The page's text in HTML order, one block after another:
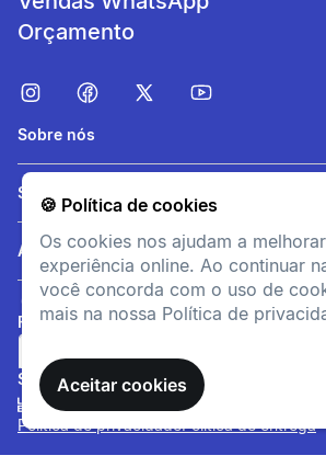
🍪 Política de cookies
Os cookies nos ajudam a
experiência online. Ao continuar
você concorda com o uso de
mais na nossa Política de
Aceitar cookies
graças às
Orçamento
Sobre nós
Serviços
Ajuda
FORMAS DE PAGAMENTO
SITE SEGURO
Política de privacidadePolítica de entrega